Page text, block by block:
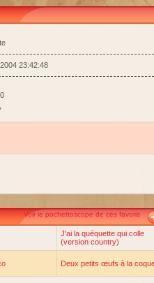
23:42:48
0
Voir le pochettoscope de ces favoris
J'ai la quéquette qui colle
(version country)
Deux petits œufs à la